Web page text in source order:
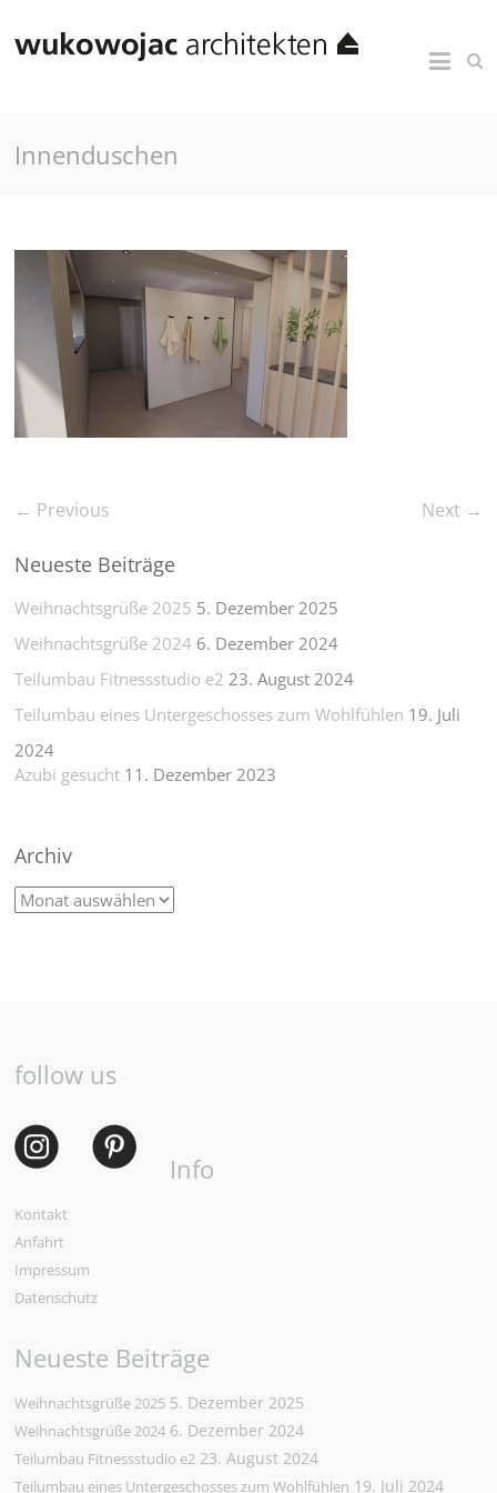
Innenduschen
← Previous Next →
Neueste Beiträge
Weihnachtsgrüße 2025 5. Dezember 2025
Weihnachtsgrüße 2024 6. Dezember 2024
Teilumbau Fitnessstudio e2 23. August 2024
Teilumbau eines Untergeschosses zum Wohlfühlen 19. Juli
2024
Azubi gesucht 11. Dezember 2023
Archiv
follow us
Info
Kontakt
Anfahrt
Impressum
Datenschutz
Neueste Beiträge
Weihnachtsgrüße 2025 5. Dezember 2025
Weihnachtsgrüße 2024 6. Dezember 2024
Teilumbau Fitnessstudio e2 23. August 2024
Teilumbau eines Untergeschosses zum Wohlfühlen 19. Juli 2024